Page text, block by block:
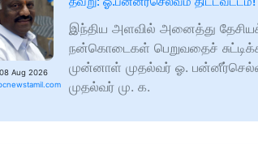
Aug 2026
இந்திய அளவில் அனைத்து
நன்கொடைகள் பெறுவதைச்
முன்னாள் முதல்வர் ஓ.
முதல்வர் மு. க.